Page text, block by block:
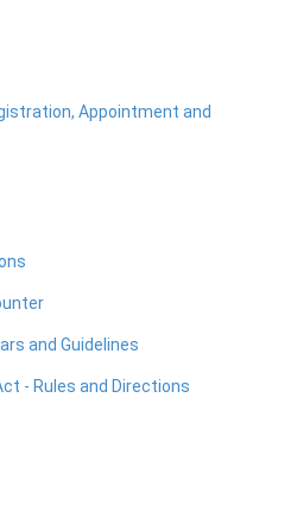
Appointment and
and Guidelines
- Rules and Directions